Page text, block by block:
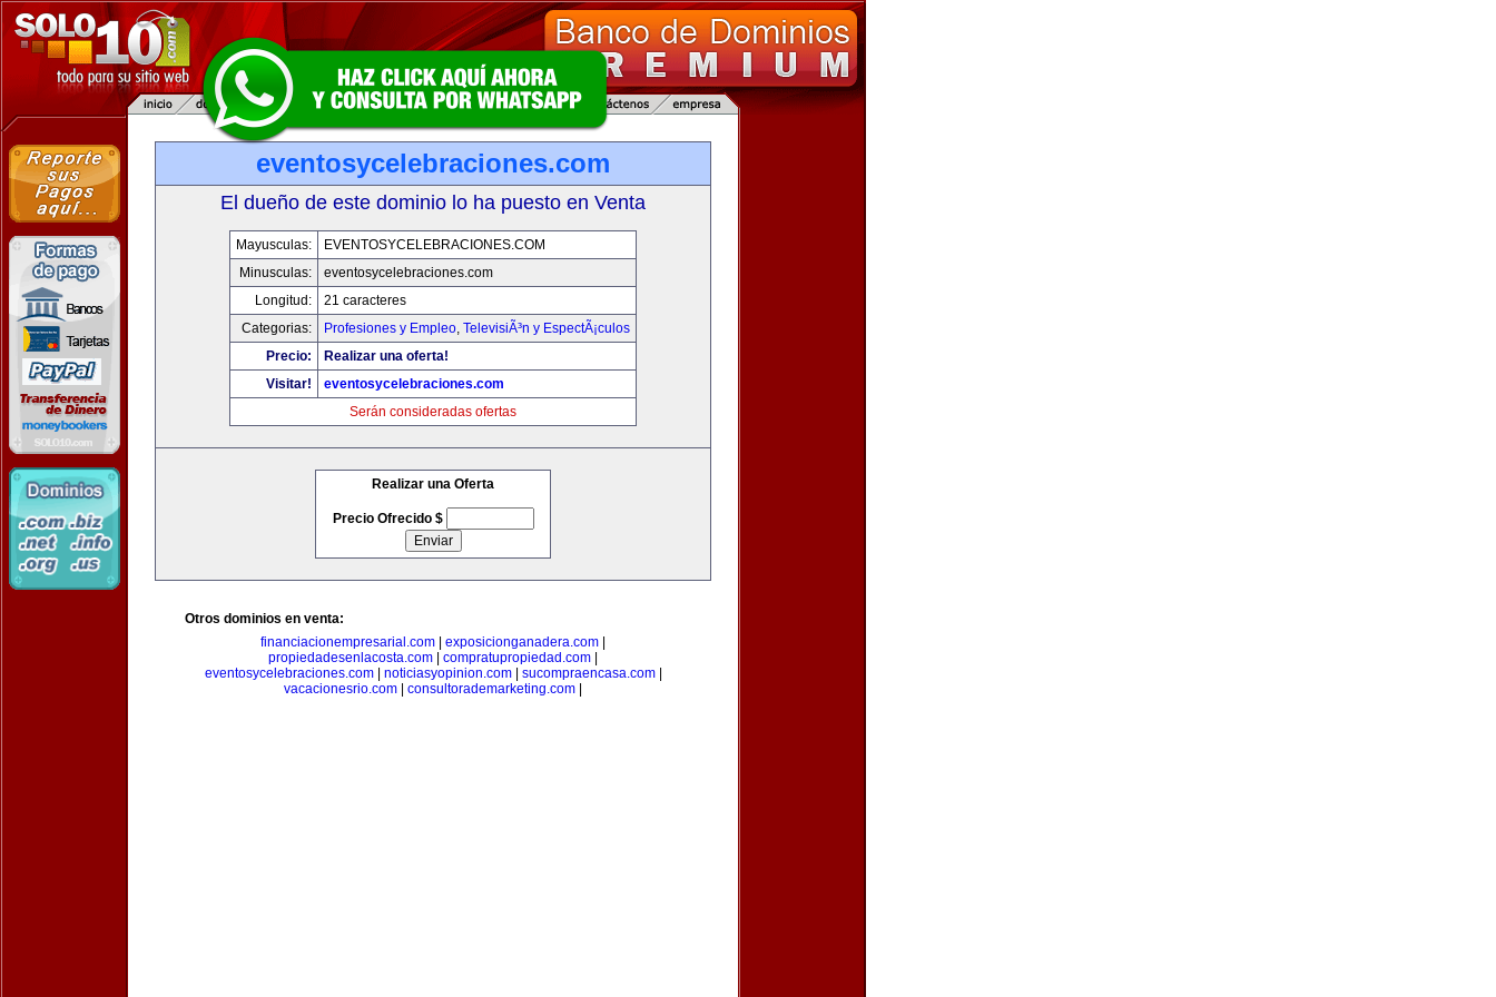
eventosycelebraciones.com
El dueño de este dominio lo ha puesto en Venta
Mayusculas:
EVENTOSYCELEBRACIONES.COM
Minusculas:
eventosycelebraciones.com
Longitud:
21 caracteres
Categorias:
Profesiones y Empleo, TelevisiÃ³n y EspectÃ¡culos
Precio:
Realizar una oferta!
Visitar!
eventosycelebraciones.com
Serán consideradas ofertas
Realizar una Oferta
Precio Ofrecido $
Otros dominios en venta:
financiacionempresarial.com
exposicionganadera.com
propiedadesenlacosta.com
compratupropiedad.com
eventosycelebraciones.com| noticiasyopinion.com| sucompraencasa.com|
vacacionesrio.com
consultorademarketing.com